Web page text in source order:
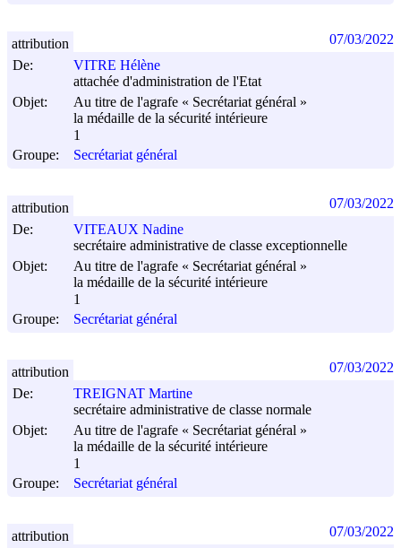
De:
VITRE Hélène
attachée d'administration de l'Etat
Objet:
Au titre de l'agrafe « Secrétariat général »
la médaille de la sécurité intérieure
1
Groupe:
Secrétariat général
attribution 07/03/2022
De:
VITEAUX Nadine
secrétaire administrative de classe exceptionnelle
Objet:
Au titre de l'agrafe « Secrétariat général »
la médaille de la sécurité intérieure
1
Groupe:
Secrétariat général
attribution 07/03/2022
De:
TREIGNAT Martine
secrétaire administrative de classe normale
Objet:
Au titre de l'agrafe « Secrétariat général »
la médaille de la sécurité intérieure
1
Groupe:
Secrétariat général
attribution 07/03/2022
attribution 07/03/2022